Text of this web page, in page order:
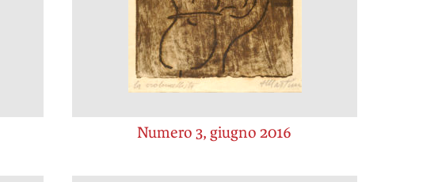
Numero 3, giugno 2016